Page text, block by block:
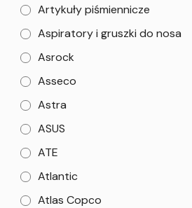
Artykuły piśmiennicze
Aspiratory i gruszki do nosa
Asrock
Asseco
Astra
ASUS
ATE
Atlantic
Atlas Copco